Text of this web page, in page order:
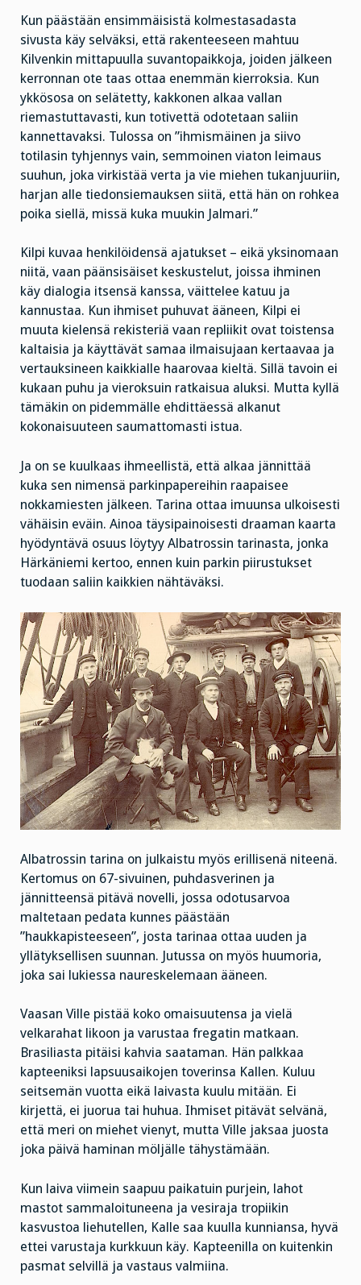
Kun päästään ensimmäisistä kolmestasadasta
sivusta käy selväksi, että rakenteeseen mahtuu
Kilvenkin mittapuulla suvantopaikkoja, joiden jälkeen
kerronnan ote taas ottaa enemmän kierroksia. Kun
ykkösosa on selätetty, kakkonen alkaa vallan
riemastuttavasti, kun totivettä odotetaan saliin
kannettavaksi. Tulossa on ”ihmismäinen ja siivo
totilasin tyhjennys vain, semmoinen viaton leimaus
suuhun, joka virkistää verta ja vie miehen tukanjuuriin,
harjan alle tiedonsiemauksen siitä, että hän on rohkea
poika siellä, missä kuka muukin Jalmari.”
Kilpi kuvaa henkilöidensä ajatukset – eikä yksinomaan
niitä, vaan päänsisäiset keskustelut, joissa ihminen
käy dialogia itsensä kanssa, väittelee katuu ja
kannustaa. Kun ihmiset puhuvat ääneen, Kilpi ei
muuta kielensä rekisteriä vaan repliikit ovat toistensa
kaltaisia ja käyttävät samaa ilmaisujaan kertaavaa ja
vertauksineen kaikkialle haarovaa kieltä. Sillä tavoin ei
kukaan puhu ja vieroksuin ratkaisua aluksi. Mutta kyllä
tämäkin on pidemmälle ehdittäessä alkanut
kokonaisuuteen saumattomasti istua.
Ja on se kuulkaas ihmeellistä, että alkaa jännittää
kuka sen nimensä parkinpapereihin raapaisee
nokkamiesten jälkeen. Tarina ottaa imuunsa ulkoisesti
vähäisin eväin. Ainoa täysipainoisesti draaman kaarta
hyödyntävä osuus löytyy Albatrossin tarinasta, jonka
Härkäniemi kertoo, ennen kuin parkin piirustukset
tuodaan saliin kaikkien nähtäväksi.
Albatrossin tarina on julkaistu myös erillisenä niteenä.
Kertomus on 67-sivuinen, puhdasverinen ja
jännitteensä pitävä novelli, jossa odotusarvoa
maltetaan pedata kunnes päästään
”haukkapisteeseen”, josta tarinaa ottaa uuden ja
yllätyksellisen suunnan. Jutussa on myös huumoria,
joka sai lukiessa naureskelemaan ääneen.
Vaasan Ville pistää koko omaisuutensa ja vielä
velkarahat likoon ja varustaa fregatin matkaan.
Brasiliasta pitäisi kahvia saataman. Hän palkkaa
kapteeniksi lapsuusaikojen toverinsa Kallen. Kuluu
seitsemän vuotta eikä laivasta kuulu mitään. Ei
kirjettä, ei juorua tai huhua. Ihmiset pitävät selvänä,
että meri on miehet vienyt, mutta Ville jaksaa juosta
joka päivä haminan möljälle tähystämään.
Kun laiva viimein saapuu paikatuin purjein, lahot
mastot sammaloituneena ja vesiraja tropiikin
kasvustoa liehutellen, Kalle saa kuulla kunniansa, hyvä
ettei varustaja kurkkuun käy. Kapteenilla on kuitenkin
pasmat selvillä ja vastaus valmiina.